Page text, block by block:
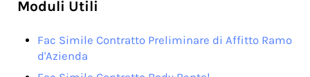
Moduli Utili
Fac Simile Contratto Preliminare di Affitto Ramo
d'Azienda